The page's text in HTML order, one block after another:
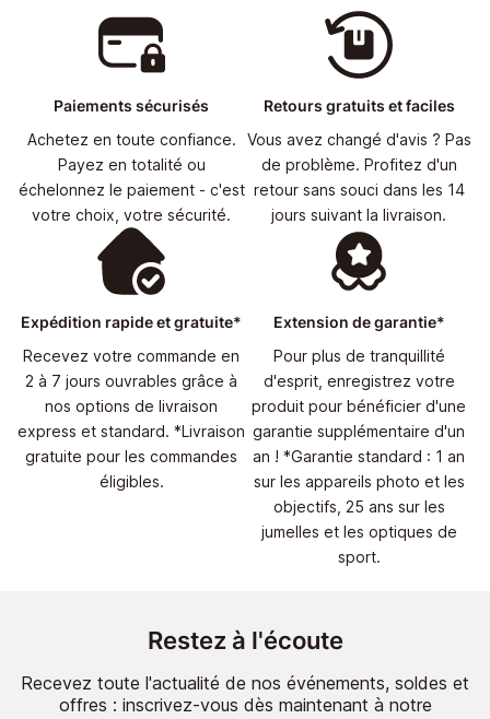
Paiements sécurisés
Achetez en toute confiance.
Payez en totalité ou
échelonnez le paiement - c'est
votre choix, votre sécurité.
Retours gratuits et faciles
Vous avez changé d'avis ? Pas
de problème. Profitez d'un
retour sans souci dans les 14
jours suivant la livraison.
Expédition rapide et gratuite*
Recevez votre commande en
2 à 7 jours ouvrables grâce à
nos options de livraison
express et standard. *Livraison
gratuite pour les commandes
éligibles.
Extension de garantie*
Pour plus de tranquillité
d'esprit, enregistrez votre
produit pour bénéficier d'une
garantie supplémentaire d'un
an ! *Garantie standard : 1 an
sur les appareils photo et les
objectifs, 25 ans sur les
jumelles et les optiques de
sport.
Restez à l'écoute
Recevez toute l'actualité de nos événements, soldes et
offres : inscrivez-vous dès maintenant à notre